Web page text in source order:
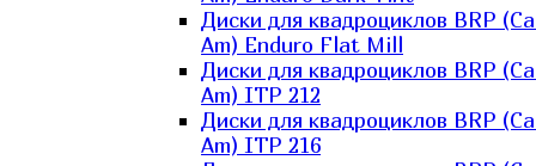
Диски для квадроциклов BRP
Am) Enduro Flat Mill
Диски для квадроциклов BRP
Am) ITP 212
Диски для квадроциклов BRP
Am) ITP 216